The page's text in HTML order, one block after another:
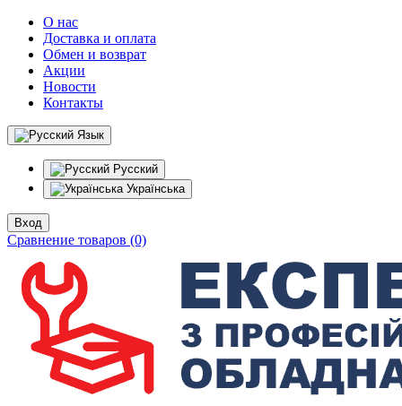
О нас
Доставка и оплата
Обмен и возврат
Акции
Новости
Контакты
Язык
Русский
Українська
Вход
Сравнение товаров (0)